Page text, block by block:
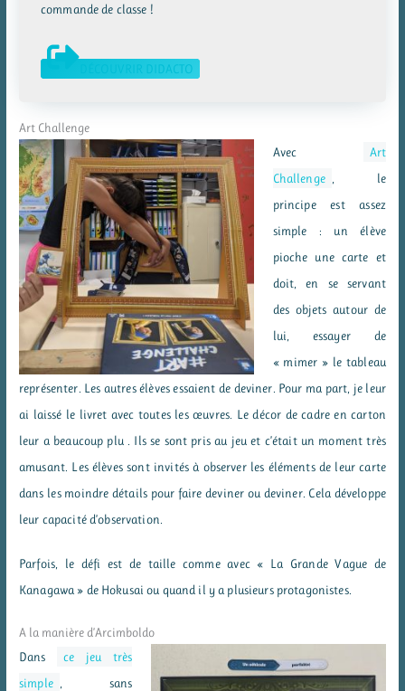
commande de classe !
DÉCOUVRIR DIDACTO
Art Challenge
Avec
Art
Challenge
, le
principe est assez
simple : un élève
pioche une carte et
doit, en se servant
des objets autour de
lui, essayer de
« mimer » le tableau
représenter. Les autres élèves essaient de deviner. Pour ma part, je leur
ai laissé le livret avec toutes les œuvres. Le décor de cadre en carton
leur a beaucoup plu . Ils se sont pris au jeu et c’était un moment très
amusant. Les élèves sont invités à observer les éléments de leur carte
dans les moindre détails pour faire deviner ou deviner. Cela développe
leur capacité d’observation.
Parfois, le défi est de taille comme avec « La Grande Vague de
Kanagawa » de Hokusai ou quand il y a plusieurs protagonistes.
A la manière d’Arcimboldo
Dans
ce jeu très
simple
, sans